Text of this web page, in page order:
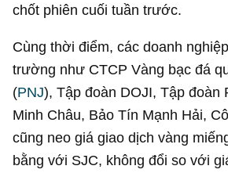
chốt phiên cuối tuần trước.
Cùng thời điểm, các doanh
trường như CTCP Vàng bạc đá
(PNJ), Tập đoàn DOJI, Tập đoàn
Minh Châu, Bảo Tín Mạnh Hải,
cũng neo giá giao dịch vàng
bằng với SJC, không đổi so với